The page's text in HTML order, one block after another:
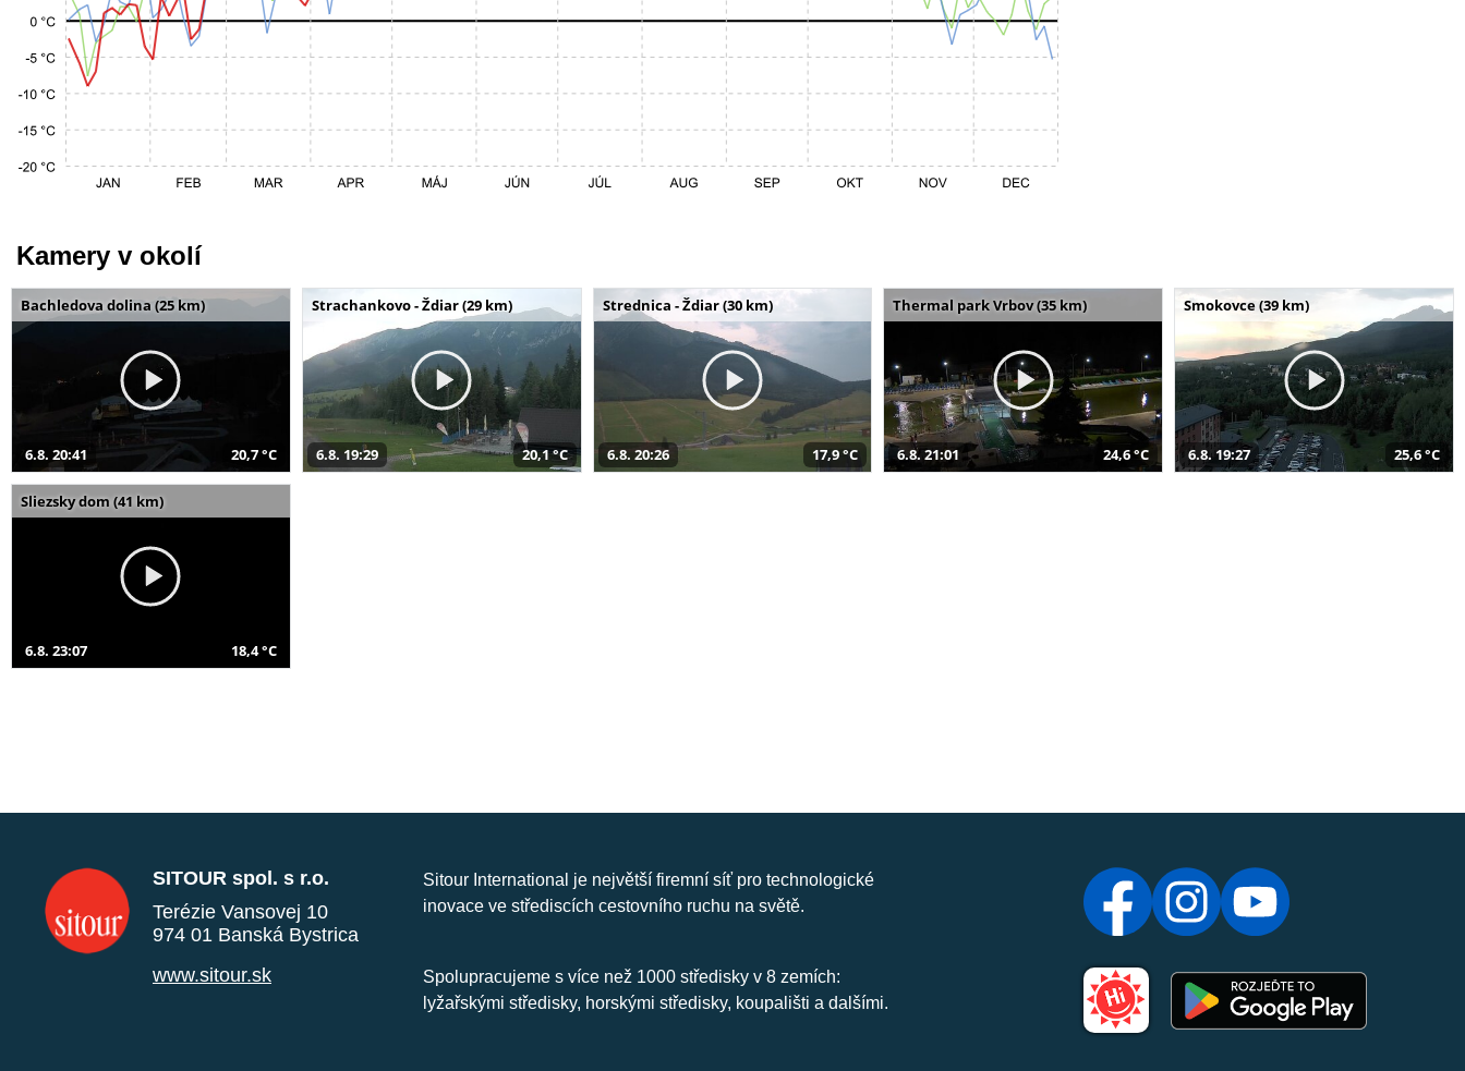
Kamery v okolí
Bachledova dolina (25 km)
6.8. 20:41 20,7 °C
Strachankovo - Ždiar (29 km)
6.8. 19:29 20,1 °C
Strednica - Ždiar (30 km)
6.8. 20:26 17,9 °C
Thermal park Vrbov (35 km)
6.8. 21:01 24,6 °C
Smokovce (39 km)
6.8. 19:27 25,6 °C
Sliezsky dom (41 km)
6.8. 23:07 18,4 °C
SITOUR spol. s r.o.
Terézie Vansovej 10
974 01 Banská Bystrica
www.sitour.sk
Sitour International je největší firemní síť pro technologické
inovace ve střediscích cestovního ruchu na světě.
Spolupracujeme s více než 1000 středisky v 8 zemích:
lyžařskými středisky, horskými středisky, koupališti a dalšími.